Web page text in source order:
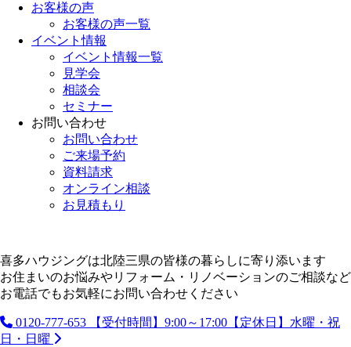
お客様の声
お客様の声一覧
イベント情報
イベント情報一覧
見学会
相談会
セミナー
お問い合わせ
お問い合わせ
ご来場予約
資料請求
オンライン相談
お見積もり
喜多ハウジングは北陸三県の皆様の暮らしに寄り添います
お住まいのお悩みやリフォーム・リノベーションのご相談など
お電話でもお気軽にお問い合わせください
0120-777-653
【受付時間】9:00～17:00【定休日】水曜・祝
日・日曜